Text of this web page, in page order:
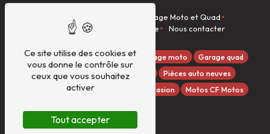
Garage Moto et Quad
Dieseliste
Véhicules à la vente Nous contacter
Quads GOES Garage auto Garage moto
Garage quad
Dieseliste
Entretien véhicules
Pièces auto neuves
Pièces moto/quad
Véhicules d'occasion Motos CF Motos
Ce site utilise des cookies et
vous donne le contrôle sur
ceux que vous souhaitez
activer
Tout accepter